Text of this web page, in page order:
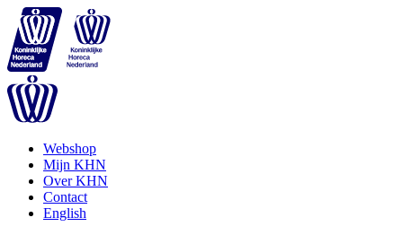
Webshop
Mijn KHN
Over KHN
Contact
English